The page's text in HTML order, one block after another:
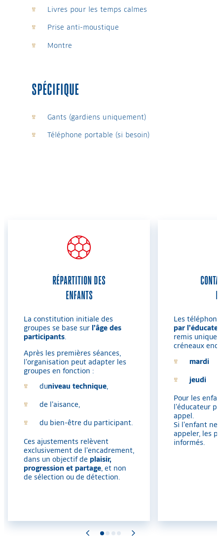
Livres pour les temps calmes
Prise anti-moustique
Montre
SPÉCIFIQUE
Gants (gardiens uniquement)
Téléphone portable (si besoin)
RÉPARTITION DES
ENFANTS
La constitution initiale des
groupes se base sur l’âge des
participants
Après les premières séances,
l’organisation peut adapter les
groupes en fonction :
duniveau technique
de l’aisance,
du bien-être du participant.
Ces ajustements relèvent
exclusivement de l’encadrement,
dans un objectif de plaisir,
progression et partage , et non
de sélection ou de détection.
Les
par
remis
créneaux
mardi
jeudi
Pour les
l’éducateur
appel.
Si l’enfant ne
appeler, les
informés.